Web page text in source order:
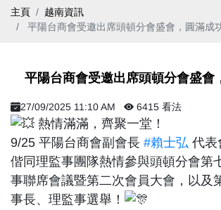
主頁
越南資訊
平陽台商會受邀出席頭頓分會盛會，圓滿成
平陽台商會受邀出席頭頓分會盛會
27/09/2025 11:10 AM 6415 看法
熱情滿滿，齊聚一堂！
9/25 平陽台商會副會長 #賴士弘 代表
偕同理監事團隊熱情參與頭頓分會第
事聯席會議暨第二次會員大會，以及
事長、理監事選舉！